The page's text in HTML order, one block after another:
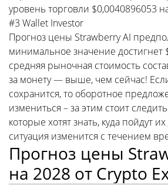
уровень торговли $0,0040896053
#3 Wallet Investor
Прогноз цены Strawberry AI
минимальное значение достигнет
средняя рыночная стоимость
за монету — выше, чем сейчас!
сохранится, то оборотное
измениться – за этим стоит
которые хотят знать, куда пойдут
ситуация изменится с течением
Прогноз цены
на 2028 от Crypto